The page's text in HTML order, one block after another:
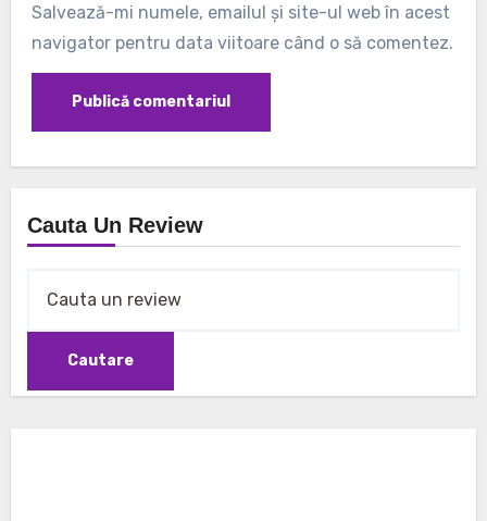
Salvează-mi numele, emailul și site-ul web în acest
navigator pentru data viitoare când o să comentez.
Cauta Un Review